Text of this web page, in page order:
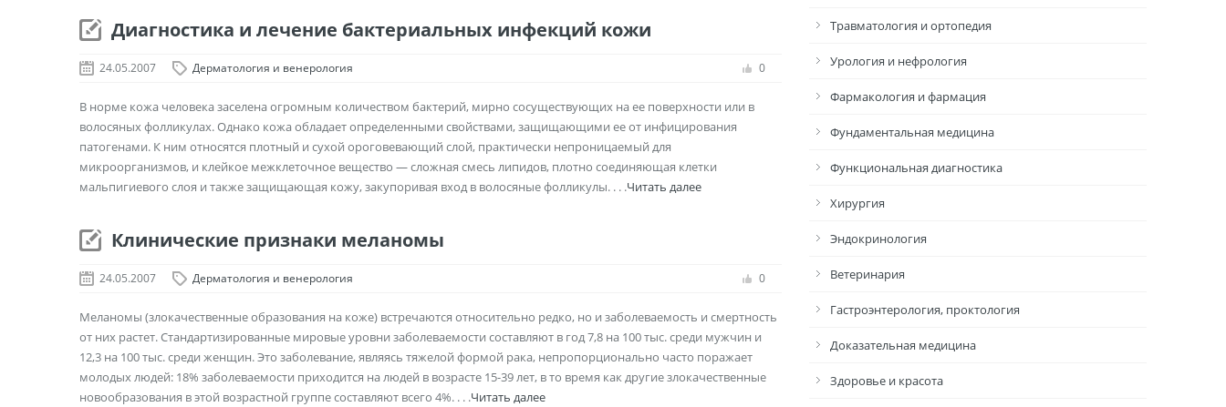
Диагностика и лечение бактериальных инфекций кожи
24.05.2007 Дерматология и венерология 0
B норме кожа человека заселена огромным количеством бактерий, мирно сосуществующих на ее поверхности или в
волосяных фолликулах. Однако кожа обладает определенными свойствами, защищающими ее от инфицирования
патогенами. К ним относятся плотный и сухой ороговевающий слой, практически непроницаемый для
микроорганизмов, и клейкое межклеточное вещество — сложная смесь липидов, плотно соединяющая клетки
мальпигиевого слоя и также защищающая кожу, закупоривая вход в волосяные фолликулы. . . .Читать далее
Клинические признаки меланомы
24.05.2007 Дерматология и венерология 0
Меланомы (злокачественные образования на коже) встречаются относительно редко, но и заболеваемость и смертность
от них растет. Стандартизированные мировые уровни заболеваемости составляют в год 7,8 на 100 тыс. среди мужчин и
12,3 на 100 тыс. среди женщин. Это заболевание, являясь тяжелой формой рака, непропорционально часто поражает
молодых людей: 18% заболеваемости приходится на людей в возрасте 15-39 лет, в то время как другие злокачественные
новообразования в этой возрастной группе составляют всего 4%. . . .Читать далее
Травматология и ортопедия
Урология и нефрология
Фармакология и фармация
Фундаментальная медицина
Функциональная диагностика
Хирургия
Эндокринология
Ветеринария
Гастроэнтерология, проктология
Доказательная медицина
Здоровье и красота